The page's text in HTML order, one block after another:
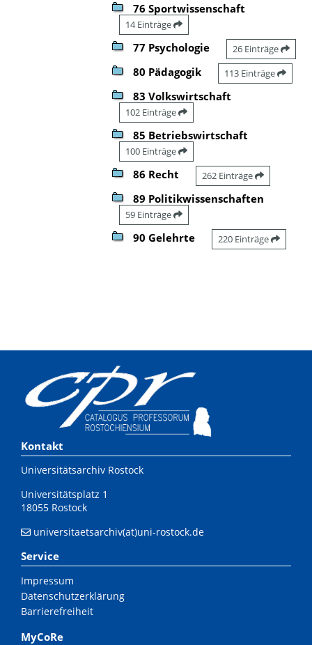
76 Sportwissenschaft
14 Einträge
77 Psychologie 26 Einträge
80 Pädagogik 113 Einträge
83 Volkswirtschaft
102 Einträge
85 Betriebswirtschaft
100 Einträge
86 Recht 262 Einträge
89 Politikwissenschaften
59 Einträge
90 Gelehrte 220 Einträge
Kontakt
Universitätsarchiv Rostock
Universitätsplatz 1
18055 Rostock
universitaetsarchiv(at)uni-rostock.de
Service
Impressum
Datenschutzerklärung
Barrierefreiheit
MyCoRe